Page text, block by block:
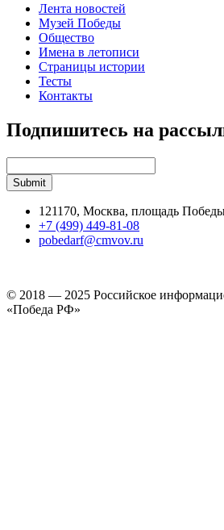
Лента новостей
Музей Победы
Общество
Имена в летописи
Страницы истории
Тесты
Контакты
Подпишитесь на
121170, Москва, площадь
+7 (499) 449-81-08
pobedarf@cmvov.ru
© 2018 — 2025 Российское
«Победа РФ»